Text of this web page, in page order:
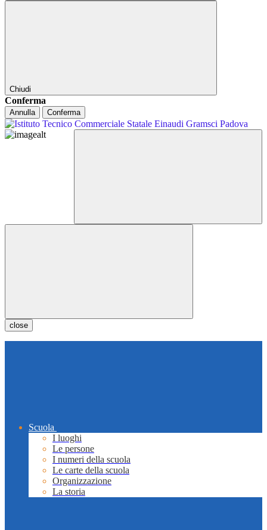
Chiudi
Conferma
Annulla Conferma
close
Scuola
I luoghi
Le persone
I numeri della scuola
Le carte della scuola
Organizzazione
La storia